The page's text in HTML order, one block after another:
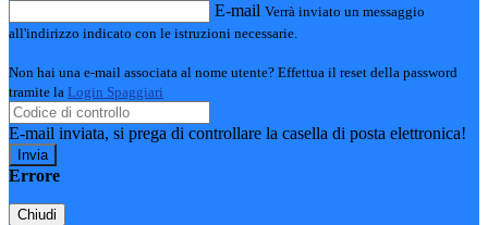
E-mail Verrà inviato un messaggio
all'indirizzo indicato con le istruzioni necessarie.
Non hai una e-mail associata al nome utente? Effettua il reset della password
tramite la Login Spaggiari
E-mail inviata, si prega di controllare la casella di posta elettronica!
Errore
Chiudi